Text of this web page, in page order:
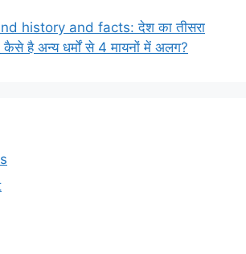
history and facts: देश का तीसरा
कैसे है अन्य धर्मों से 4 मायनों में अलग?